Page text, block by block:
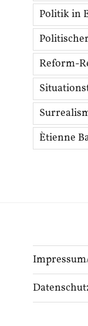
Politik in
Reform-
Ètienne